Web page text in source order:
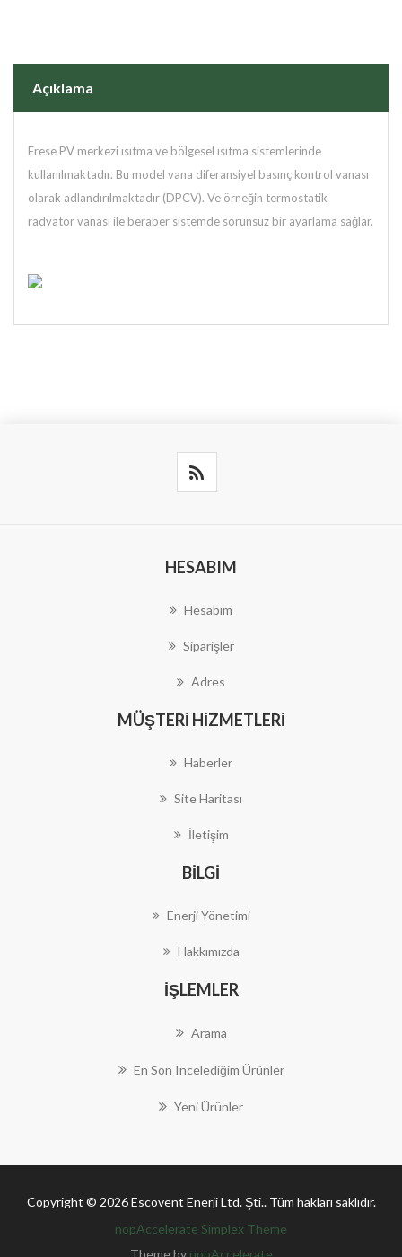
Açıklama
Frese PV merkezi ısıtma ve bölgesel ısıtma sistemlerinde
kullanılmaktadır. Bu model vana diferansiyel basınç kontrol vanası
olarak adlandırılmaktadır (DPCV). Ve örneğin termostatik
radyatör vanası ile beraber sistemde sorunsuz bir ayarlama sağlar.
HESABIM
Hesabım
Siparişler
Adres
MÜŞTERI HIZMETLERI
Haberler
Site Haritası
İletişim
BILGI
Enerji Yönetimi
Hakkımızda
İŞLEMLER
Arama
En Son Incelediğim Ürünler
Yeni Ürünler
Copyright © 2026 Escovent Enerji Ltd. Şti.. Tüm hakları saklıdır.
nopAccelerate Simplex Theme
Theme by nopAccelerate